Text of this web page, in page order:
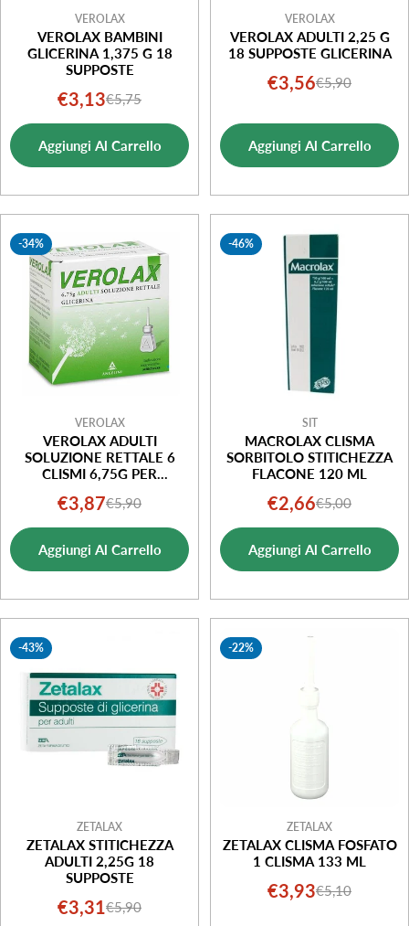
VEROLAX
VEROLAX BAMBINI
GLICERINA 1,375 G 18
SUPPOSTE
Prezzo
di
vendita
€3,13Prezzo
normale
€5,75
Aggiungi Al Carrello
VEROLAX
VEROLAX ADULTI 2,25 G
18 SUPPOSTE GLICERINA
Prezzo
vendita
€3,56Prezzo
€5,90
Aggiungi Al Carrello
-34%
VEROLAX
VEROLAX ADULTI
SOLUZIONE RETTALE 6
CLISMI 6,75G PER
Prezzo
di
vendita
€3,87Prezzo
normale
€5,90
Aggiungi Al Carrello
-46%
SIT
MACROLAX CLISMA
SORBITOLO STITICHEZZA
FLACONE 120 ML
Prezzo
di
vendita
€2,66Prezzo
normale
€5,00
Aggiungi Al Carrello
-43%
ZETALAX
ZETALAX STITICHEZZA
ADULTI 2,25G 18
SUPPOSTE
Prezzo
€3,31Prezzo
€5,90
-22%
ZETALAX
ZETALAX CLISMA FOSFATO
1 CLISMA 133 ML
Prezzo
€3,93Prezzo
€5,10